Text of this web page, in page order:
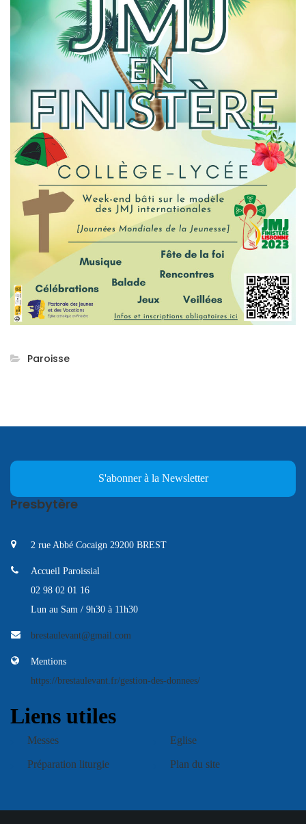
Paroisse
S'abonner à la Newsletter
Presbytère
2 rue Abbé Cocaign 29200 BREST
Accueil Paroissial
02 98 02 01 16
Lun au Sam / 9h30 à 11h30
brestaulevant@gmail.com
Mentions
https://brestaulevant.fr/gestion-des-donnees/
Liens utiles
Messes Eglise
Préparation liturgie Plan du site